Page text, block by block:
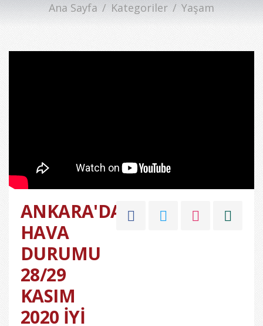
Ana Sayfa Kategoriler Yaşam
ANKARA'DA
HAVA
DURUMU
28/29
KASIM
2020 İYİ